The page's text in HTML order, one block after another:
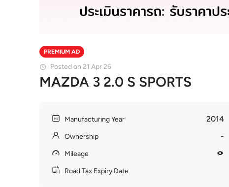
PREMIUM AD
Posted on 21 Apr 26
MAZDA 3 2.0 S SPORTS
Manufacturing Year 2014
Ownership -
Mileage
Road Tax Expiry Date